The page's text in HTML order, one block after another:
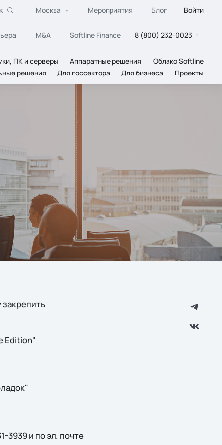
Москва Мероприятия Блог Войти
M&A Softline Finance 8 (800) 232-0023
ПК и серверы Аппаратные решения
Облако Softline
решения Для госсектора Для бизнеса Проекты
Edition"
3939 и по эл. почте